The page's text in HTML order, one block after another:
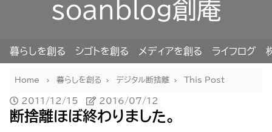
soanblog創庵
暮らしを創る シゴトを創る メディアを創る ライフログ
Home 暮らしを創る デジタル断捨離 This Post
2011/12/15 2016/07/12
断捨離ほぼ終わりました。